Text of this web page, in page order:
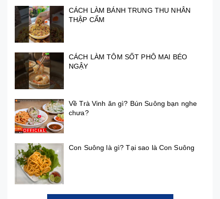
CÁCH LÀM BÁNH TRUNG THU NHÂN
THẬP CẨM
CÁCH LÀM TÔM SỐT PHÔ MAI BÉO
NGẬY
Về Trà Vinh ăn gì? Bún Suông bạn nghe
chưa?
Con Suông là gì? Tại sao là Con Suông